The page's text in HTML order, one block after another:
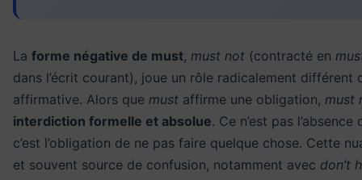
La forme négative de must, must not (contracté en
dans l’écrit courant), joue un rôle radicalement différent
affirmative. Alors que must affirme une obligation, must
interdiction formelle et absolue. Ce n’est pas
c’est l’obligation de ne pas faire quelque chose. Cette
et souvent source de confusion, notamment avec don’t